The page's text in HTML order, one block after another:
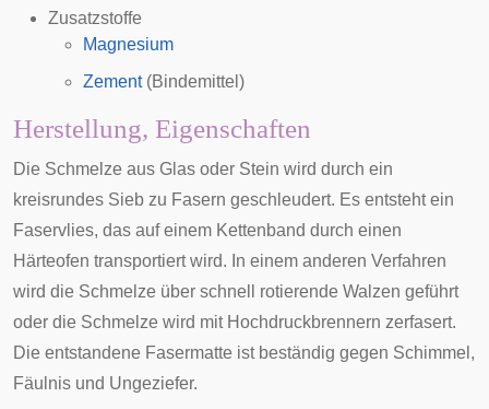
Zusatzstoffe
Magnesium
Zement(Bindemittel)
Herstellung, Eigenschaften
Die Schmelze aus Glas oder Stein wird durch ein
kreisrundes Sieb zu Fasern geschleudert. Es entsteht ein
Faservlies, das auf einem Kettenband durch einen
Härteofen transportiert wird. In einem anderen Verfahren
wird die Schmelze über schnell rotierende Walzen geführt
oder die Schmelze wird mit Hochdruckbrennern zerfasert.
Die entstandene Fasermatte ist beständig gegen Schimmel,
Fäulnis und Ungeziefer.